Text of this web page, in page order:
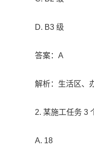
D. B3 级
答案：A
解析：生活区、
2. 某施工任务 3
A. 18